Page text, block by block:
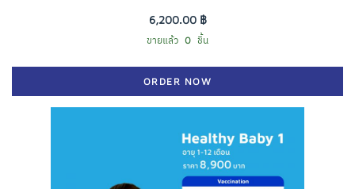
6,200.00 ฿
ขายแล้ว 0 ชิ้น
ORDER NOW